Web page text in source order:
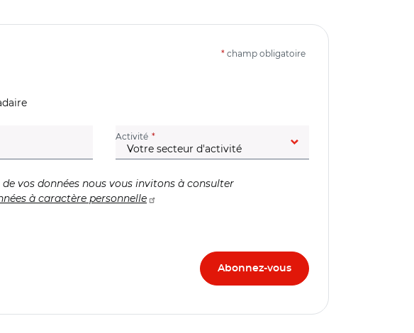
* champ obligatoire
Activité (champ obligatoire)
vos données nous vous invitons à consulter
à caractère personnelle